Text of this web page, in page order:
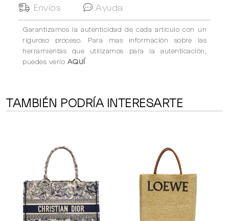
Envíos
Ayuda
Garantizamos la autenticidad de cada artículo con un
riguroso proceso. Para mas información sobre las
herramientas que utilizamos para la autenticación,
puedes verlo AQUÍ
TAMBIÉN PODRÍA INTERESARTE